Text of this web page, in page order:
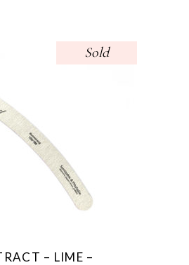
Sold
– LIME –